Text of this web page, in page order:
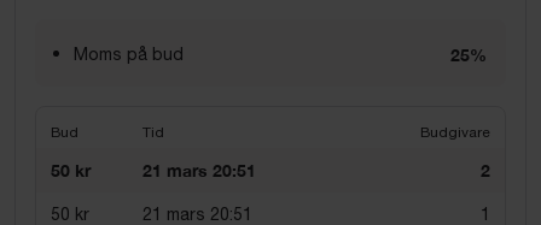
Moms på bud 25%
Bud Tid Budgivare
50 kr 21 mars 20:51 2
50 kr 21 mars 20:51 1